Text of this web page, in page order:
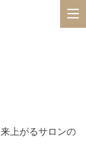
上がるサロンの